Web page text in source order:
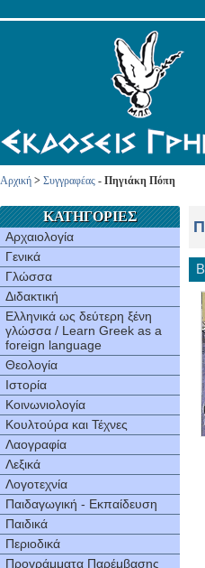
Αρχική > Συγγραφέας - Πηγιάκη Πόπη
ΚΑΤΗΓΟΡΙΕΣ
Αρχαιολογία
Γενικά
Γλώσσα
Διδακτική
Ελληνικά ως δεύτερη ξένη
γλώσσα / Learn Greek as a
foreign language
Θεολογία
Ιστορία
Κοινωνιολογία
Κουλτούρα και Τέχνες
Λαογραφία
Λεξικά
Λογοτεχνία
Παιδαγωγική - Εκπαίδευση
Παιδικά
Περιοδικά
Προγράμματα Παρέμβασης